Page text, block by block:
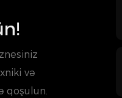
və
qoşulun.